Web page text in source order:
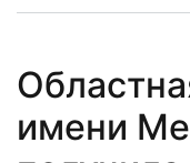
имени